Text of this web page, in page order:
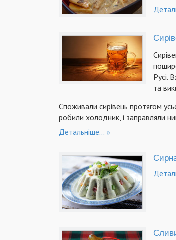
Русі.
та
Споживали сирівець протягом
робили холодник, і заправляли
Детальніше...